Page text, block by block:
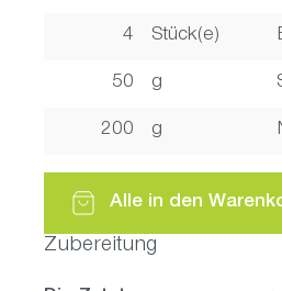
4 Stück(e)
50 g
200 g
Alle in den
Zubereitung